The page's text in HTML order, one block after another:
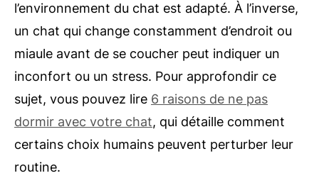
l’environnement du chat est adapté. À l’inverse,
un chat qui change constamment d’endroit ou
miaule avant de se coucher peut indiquer un
inconfort ou un stress. Pour approfondir ce
sujet, vous pouvez lire 6 raisons de ne pas
dormir avec votre chat, qui détaille comment
certains choix humains peuvent perturber leur
routine.